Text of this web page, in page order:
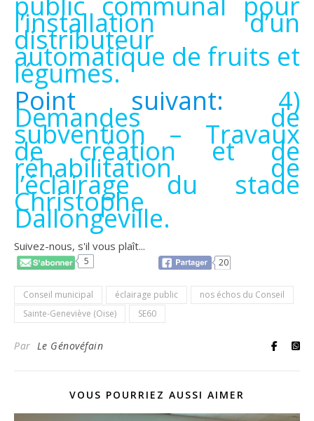
l’installation d’un
distributeur
automatique de fruits et
légumes.
Point suivant: 4)
Demandes de
subvention – Travaux
de création et de
réhabilitation de
l’éclairage du stade
Christophe
Dallongeville.
Suivez-nous, s'il vous plaît...
5 20
Conseil municipal éclairage public
nos échos du Conseil
Sainte-Geneviève (Oise)
SE60
Par Le Génovéfain
VOUS POURRIEZ AUSSI AIMER